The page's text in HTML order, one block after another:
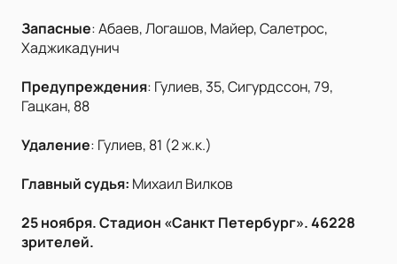
Запасные: Абаев, Логашов, Майер, Салетрос,
Хаджикадунич
Предупреждения: Гулиев, 35, Сигурдссон, 79,
Гацкан, 88
Удаление: Гулиев, 81 (2 ж.к.)
Главный судья: Михаил Вилков
25 ноября. Стадион «Санкт Петербург». 46228
зрителей.